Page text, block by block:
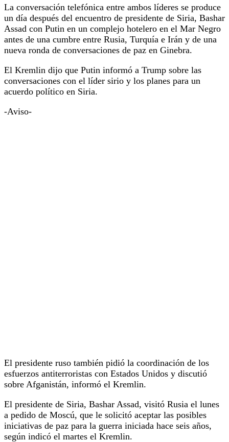
La conversación telefónica entre ambos líderes se produce
un día después del encuentro de presidente de Siria, Bashar
Assad con Putin en un complejo hotelero en el Mar Negro
antes de una cumbre entre Rusia, Turquía e Irán y de una
nueva ronda de conversaciones de paz en Ginebra.
El Kremlin dijo que Putin informó a Trump sobre las
conversaciones con el líder sirio y los planes para un
acuerdo político en Siria.
-Aviso-
El presidente ruso también pidió la coordinación de los
esfuerzos antiterroristas con Estados Unidos y discutió
sobre Afganistán, informó el Kremlin.
El presidente de Siria, Bashar Assad, visitó Rusia el lunes
a pedido de Moscú, que le solicitó aceptar las posibles
iniciativas de paz para la guerra iniciada hace seis años,
según indicó el martes el Kremlin.